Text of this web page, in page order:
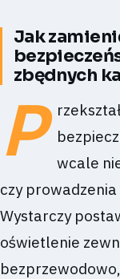
Jak
zbędnych
P
wcale
czy
Wystarczy
oświetlenie